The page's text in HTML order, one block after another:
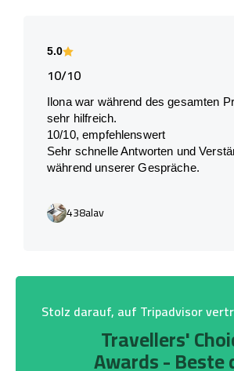
5.0
10/10
Ilona war während des gesamten
sehr hilfreich.
10/10, empfehlenswert
Sehr schnelle Antworten und
während unserer Gespräche.
438alav
Stolz darauf, auf Tripadvisor
Travellers'
Awards - Beste